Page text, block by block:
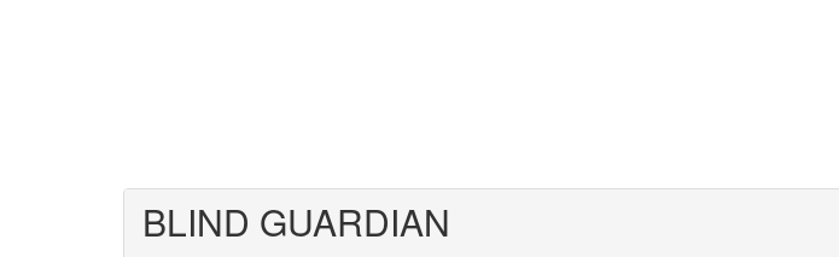
BLIND GUARDIAN